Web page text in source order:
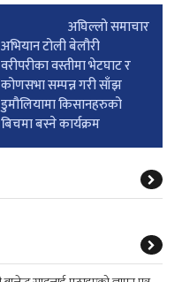
अघिल्लाे समाचार
अभियान टोली बेलौरी
वरीपरीका वस्तीमा भेटघाट र
कोणसभा सम्पन्न गरी साँझ
डुमौलियामा किसानहरुको
बिचमा बस्ने कार्यक्रम